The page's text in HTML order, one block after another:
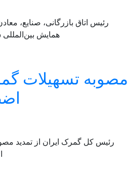
رئیس اتاق بازرگانی، صنایع،
همایش بین‌المللی
تسهیلات
رئیس کل گمرک ایران از تمدید